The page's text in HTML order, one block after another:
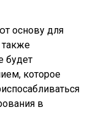
основу для
также
будет
которое
в